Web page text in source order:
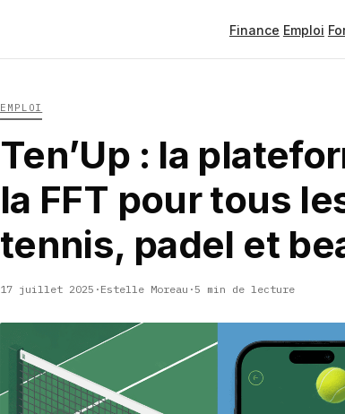
Finance Emploi
EMPLOI
Ten’Up : la
la FFT pour tous
tennis, padel et
17 juillet 2025 · Estelle Moreau ·5 min de lecture